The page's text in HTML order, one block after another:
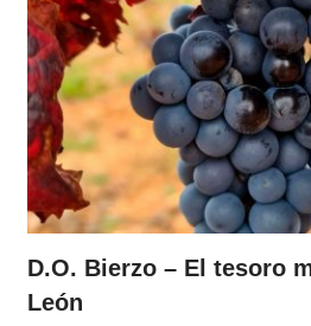
D.O. Bierzo – El tesoro
León